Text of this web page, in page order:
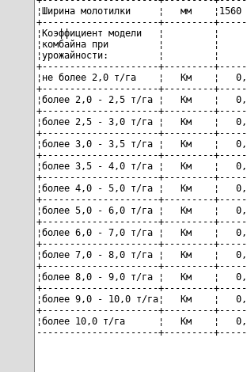
¦Ширина молотилки     ¦   мм
+---------------------+---------
¦Коэффициент модели   ¦
¦комбайна при         ¦
¦урожайности:         ¦
+---------------------+---------
¦не более 2,0 т/га    ¦   Км    ¦
+---------------------+---------
¦более 2,0 - 2,5 т/га ¦   Км    ¦
+---------------------+---------
¦более 2,5 - 3,0 т/га ¦   Км    ¦
+---------------------+---------
¦более 3,0 - 3,5 т/га ¦   Км    ¦
+---------------------+---------
¦более 3,5 - 4,0 т/га ¦   Км    ¦
+---------------------+---------
¦более 4,0 - 5,0 т/га ¦   Км    ¦
+---------------------+---------
¦более 5,0 - 6,0 т/га ¦   Км    ¦
+---------------------+---------
¦более 6,0 - 7,0 т/га ¦   Км    ¦
+---------------------+---------
¦более 7,0 - 8,0 т/га ¦   Км    ¦
+---------------------+---------
¦более 8,0 - 9,0 т/га ¦   Км    ¦
+---------------------+---------
¦более 9,0 - 10,0 т/га¦   Км    ¦
+---------------------+---------
¦более 10,0 т/га      ¦   Км    ¦
----------------------+---------